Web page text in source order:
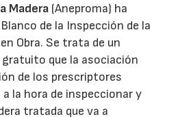
Madera (Aneproma) ha
de la Inspección de la
Obra. Se trata de un
que la asociación
de los prescriptores
la hora de inspeccionar y
tratada que va a